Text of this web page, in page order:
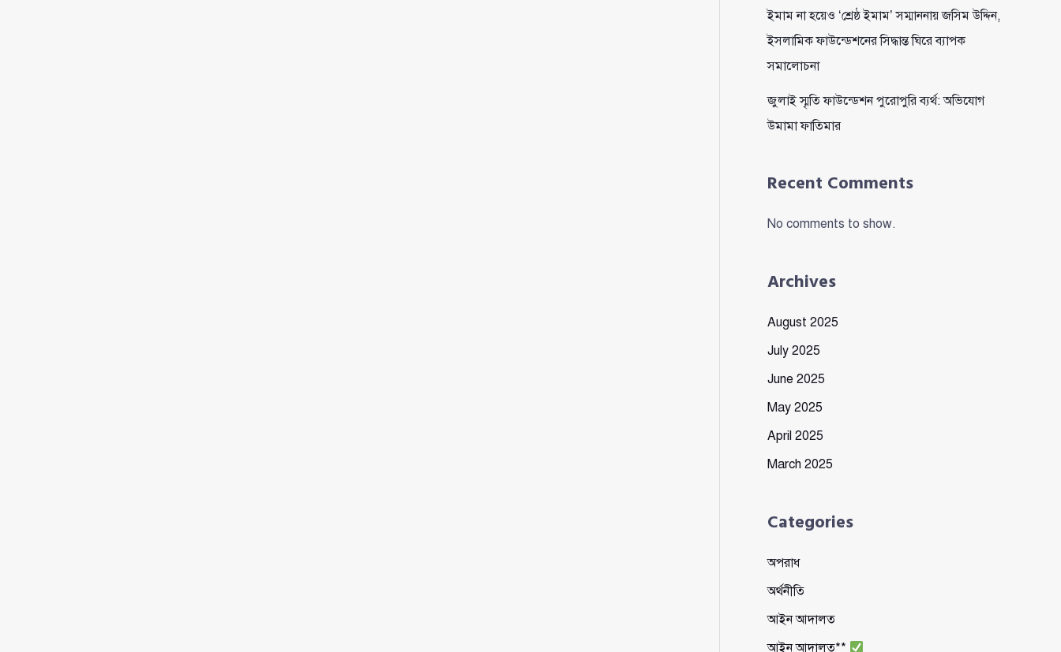
ইমাম না হয়েও ‘শ্রেষ্ঠ ইমাম’ সম্মাননায় জসিম উদ্দিন,
ইসলামিক ফাউন্ডেশনের সিদ্ধান্ত ঘিরে ব্যাপক
সমালোচনা
জুলাই স্মৃতি ফাউন্ডেশন পুরোপুরি ব্যর্থ: অভিযোগ
উমামা ফাতিমার
Recent Comments
No comments to show.
Archives
August 2025
July 2025
June 2025
May 2025
April 2025
March 2025
Categories
অপরাধ
অর্থনীতি
আইন আদালত
আইন আদালত**